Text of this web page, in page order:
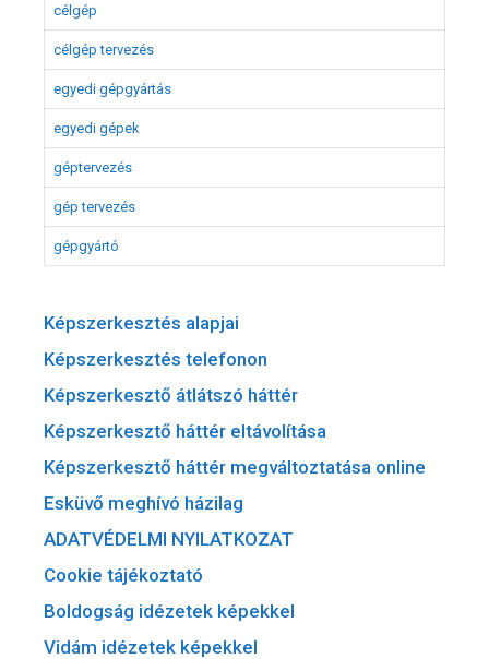
célgép
célgép tervezés
egyedi gépgyártás
egyedi gépek
géptervezés
gép tervezés
gépgyártó
Képszerkesztés alapjai
Képszerkesztés telefonon
Képszerkesztő átlátszó háttér
Képszerkesztő háttér eltávolítása
Képszerkesztő háttér megváltoztatása online
Esküvő meghívó házilag
ADATVÉDELMI NYILATKOZAT
Cookie tájékoztató
Boldogság idézetek képekkel
Vidám idézetek képekkel